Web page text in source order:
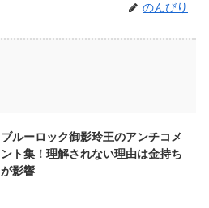
のんびり
ブルーロック御影玲王のアンチコメ
ント集！理解されない理由は金持ち
が影響